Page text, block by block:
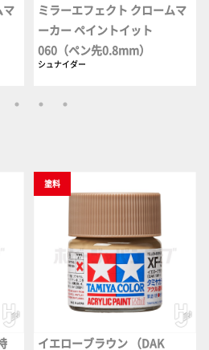
マ
ミラーエフェクト クロームマ
ーカー ペイントイット
060（ペン先0.8mm）
シュナイダー
塗料
イエローブラウン （DAK